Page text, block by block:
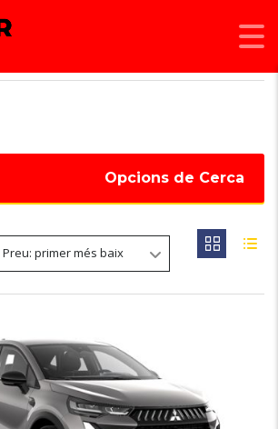
Opcions de Cerca
Preu: primer més baix